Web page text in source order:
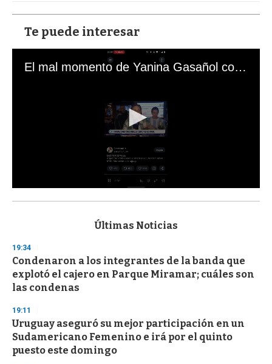
Te puede interesar
El mal momento de Yanina Gasañol con un hincha argentino en "Subrayado"
s
d
s
o
f
3
s
e
c
o
n
d
Últimas Noticias
19:34
Condenaron a los integrantes de la banda que
explotó el cajero en Parque Miramar; cuáles son
las condenas
19:11
Uruguay aseguró su mejor participación en un
Sudamericano Femenino e irá por el quinto
puesto este domingo